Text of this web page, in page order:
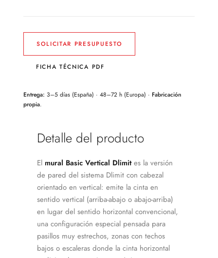
SOLICITAR PRESUPUESTO
FICHA TÉCNICA PDF
Entrega: 3–5 días (España) · 48–72 h (Europa) · Fabricación
propia.
Detalle del producto
El mural Basic Vertical Dlimites la versión
de pared del sistema Dlimit con cabezal
orientado en vertical: emite la cinta en
sentido vertical (arriba-abajo o abajo-arriba)
en lugar del sentido horizontal convencional,
una configuración especial pensada para
pasillos muy estrechos, zonas con techos
bajos o escaleras donde la cinta horizontal